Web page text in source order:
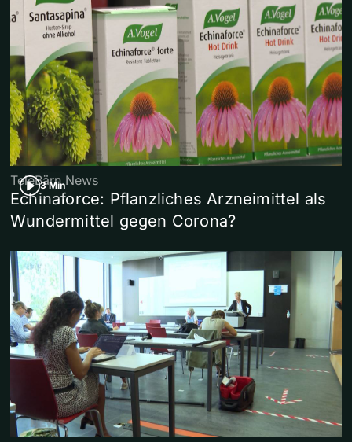
3 Min
TeleBärn News
Echinaforce: Pflanzliches Arzneimittel als
Wundermittel gegen Corona?